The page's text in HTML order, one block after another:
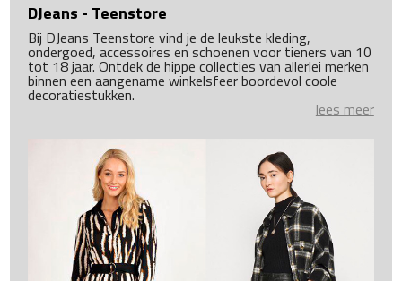
DJeans - Teenstore
Bij DJeans Teenstore vind je de leukste kleding,
ondergoed, accessoires en schoenen voor tieners van 10
tot 18 jaar. Ontdek de hippe collecties van allerlei merken
binnen een aangename winkelsfeer boordevol coole
decoratiestukken.
lees meer